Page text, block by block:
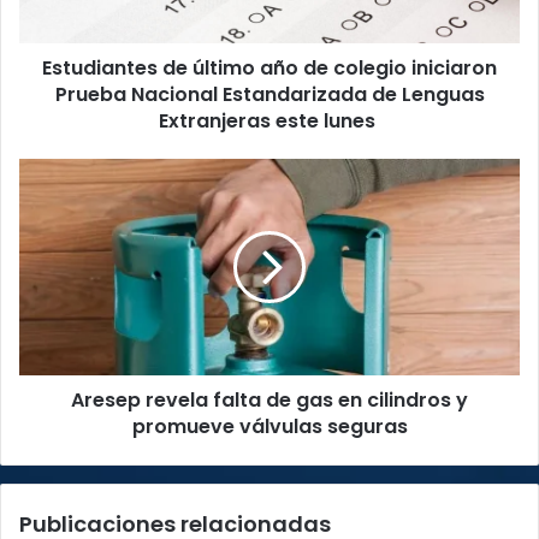
Estandarizada
lunes
Estudiantes de último año de colegio iniciaron
Prueba Nacional Estandarizada de Lenguas
Extranjeras este lunes
Aresep
gas
cilindros
y
promueve
válvulasAresep revela falta de gas en cilindros y
promueve válvulas seguras
Publicaciones relacionadas